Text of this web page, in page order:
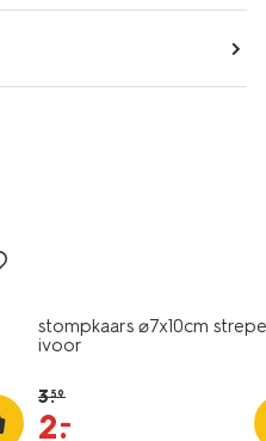
stompkaars ⌀7x10cm
ivoor
3.59
2.
–